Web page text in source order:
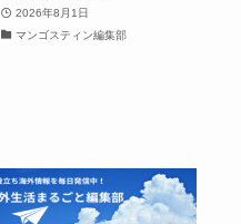
2026年8月1日
マンゴスティン編集部